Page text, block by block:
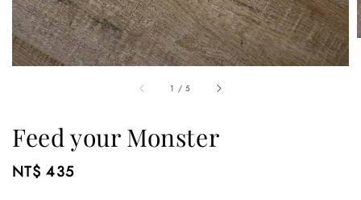
1 /5
Feed your Monster
Regular
NT$ 435